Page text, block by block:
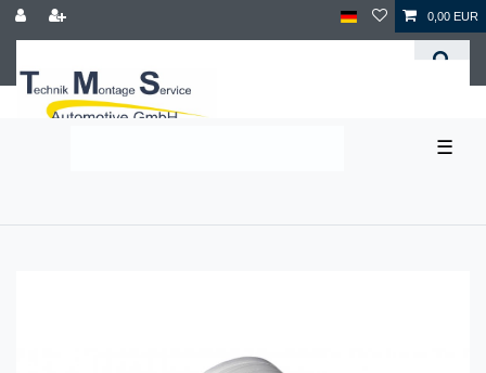
0,00 EUR
☰